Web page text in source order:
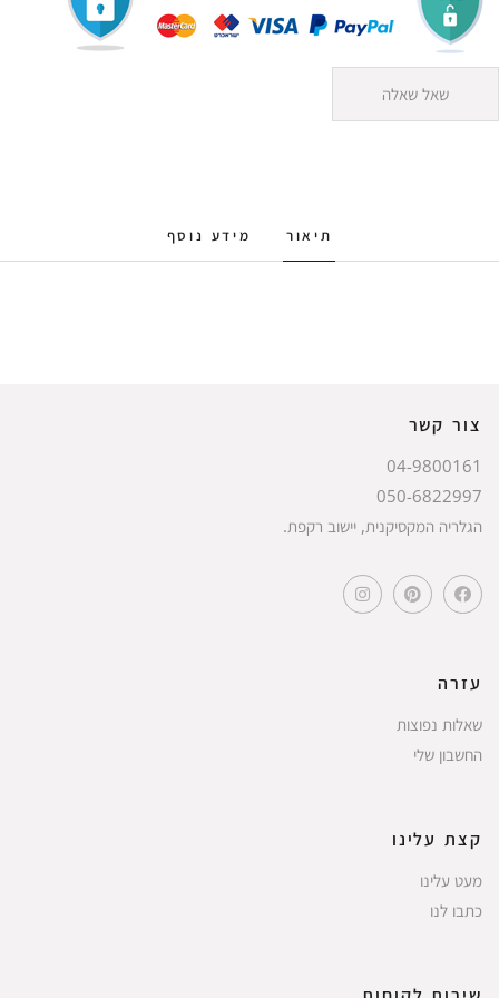
שאל שאלה
תיאור מידע נוסף
צור קשר
04-9800161
050-6822997
הגלריה המקסיקנית, יישוב רקפת.
עזרה
שאלות נפוצות
החשבון שלי
קצת עלינו
מעט עלינו
כתבו לנו